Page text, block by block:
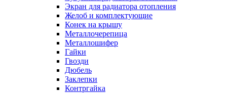
Экран для радиатора отопления
Желоб и комплектующие
Конек на крышу
Металлочерепица
Металлошифер
Гайки
Гвозди
Дюбель
Заклепки
Контргайка